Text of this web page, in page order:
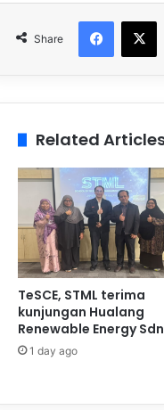
Share
Related
TeSCE, STML terima
kunjungan Hualang
Renewable Energy
1 day ago